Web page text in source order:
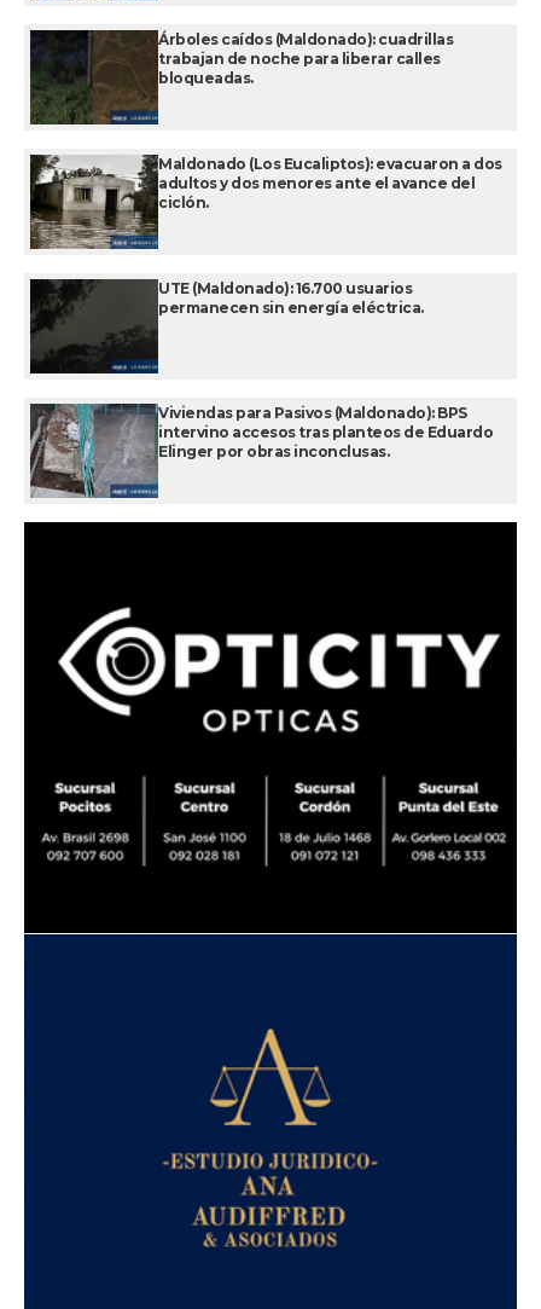
Árboles caídos (Maldonado): cuadrillas
trabajan de noche para liberar calles
bloqueadas.
Maldonado (Los Eucaliptos): evacuaron a dos
adultos y dos menores ante el avance del
ciclón.
UTE (Maldonado): 16.700 usuarios
permanecen sin energía eléctrica.
Viviendas para Pasivos (Maldonado): BPS
intervino accesos tras planteos de Eduardo
Elinger por obras inconclusas.